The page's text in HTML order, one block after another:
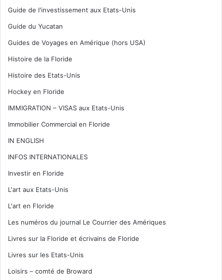
Guide de l'investissement aux Etats-Unis
Guide du Yucatan
Guides de Voyages en Amérique (hors USA)
Histoire de la Floride
Histoire des Etats-Unis
Hockey en Floride
IMMIGRATION – VISAS aux Etats-Unis
Immobilier Commercial en Floride
IN ENGLISH
INFOS INTERNATIONALES
Investir en Floride
L'art aux Etats-Unis
L'art en Floride
Les numéros du journal Le Courrier des Amériques
Livres sur la Floride et écrivains de Floride
Livres sur les Etats-Unis
Loisirs – comté de Broward